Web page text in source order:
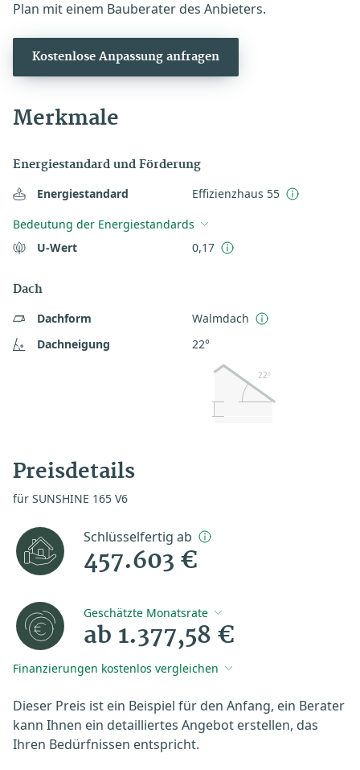
Plan mit einem Bauberater des Anbieters.
Kostenlose Anpassung anfragen
Merkmale
Energiestandard und Förderung
Energiestandard
Effizienzhaus 55
Bedeutung der Energiestandards
U-Wert
0,17
Dach
Dachform
Walmdach
Dachneigung
22°
22º
Preisdetails
für SUNSHINE 165 V6
Schlüsselfertig ab
457.603 €
Geschätzte Monatsrate
ab 1.377,58 €
Finanzierungen kostenlos vergleichen
Dieser Preis ist ein Beispiel für den Anfang, ein Berater
kann Ihnen ein detailliertes Angebot erstellen, das
Ihren Bedürfnissen entspricht.